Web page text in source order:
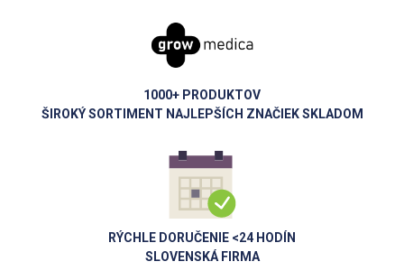
1000+ PRODUKTOV
ŠIROKÝ SORTIMENT NAJLEPŠÍCH ZNAČIEK SKLADOM
RÝCHLE DORUČENIE <24 HODÍN
SLOVENSKÁ FIRMA